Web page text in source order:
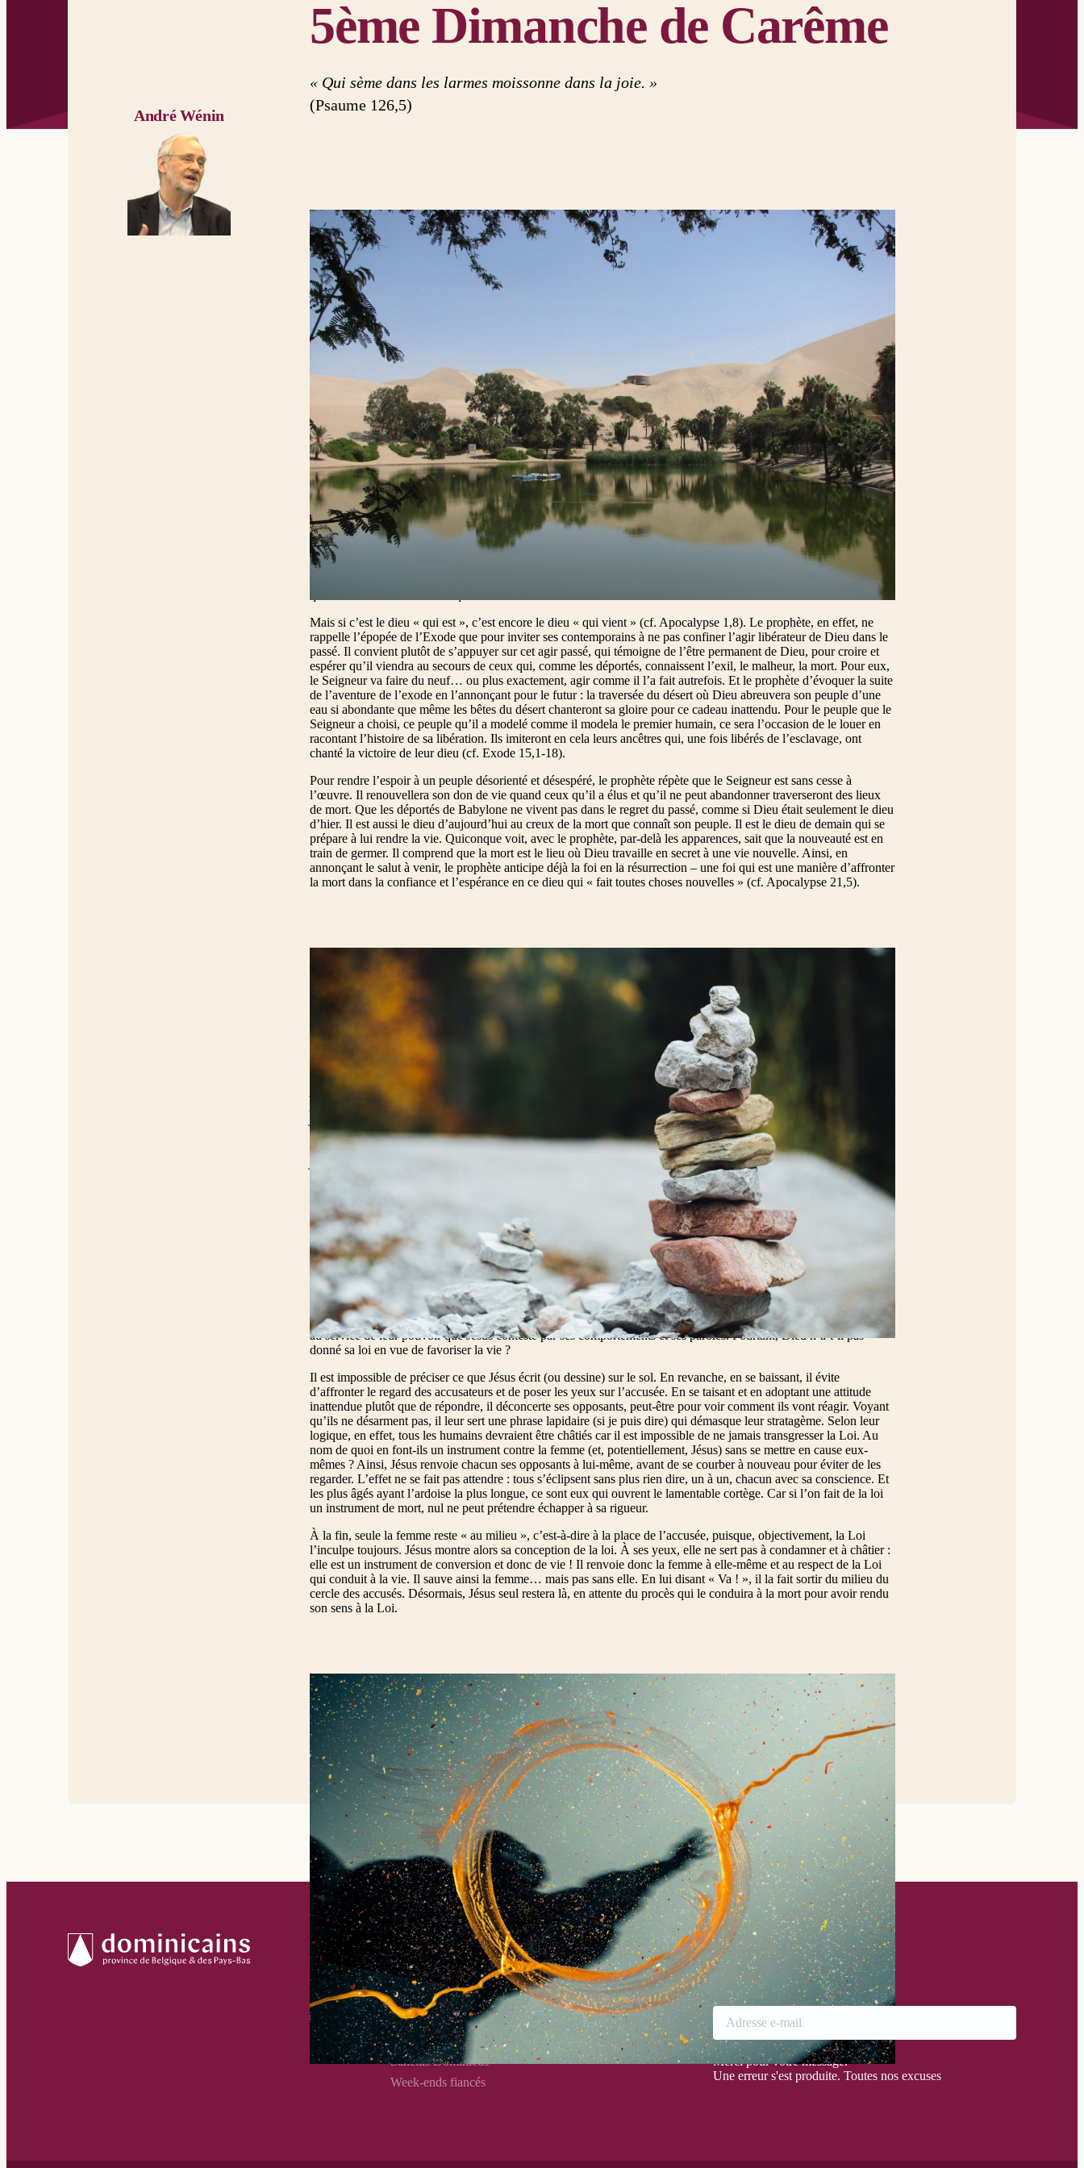
André Wénin
5ème Dimanche de Carême
« Qui sème dans les larmes moissonne dans la joie. »
(Psaume 126,5)
Dieu va faire du neuf (Isaïe 43, 16-21)
Ainsi parle le Seigneur, lui qui met dans la mer un chemin et dans les eaux puissantes un sentier, lui qui fait sortir
chars et chevaux, armée et puissants guerriers ; tous ensemble ils se couchent et ne se relèvent pas, ils sont éteints,
consumés comme une mèche.
Ne faites plus mémoire des événements de jadis, les choses anciennes, n’y songez plus. Voici que je fais du neuf : il
germe déjà, ne le saisissez-vous pas ? Oui, je mets un chemin dans le désert, des ruisseaux dans la steppe. Me
rendront gloire des bêtes sauvages, chacals et autruches, parce que j’aurai donné de l’eau dans le désert, des
ruisseaux dans les steppes, pour désaltérer mon peuple, celui que j’ai choisi. Ce peuple que je me suis façonné
racontera ma louange.
Cet oracle qu’un disciple d’Isaïe adresse aux déportés judéens en Babylonie prolonge le fil qui unit les premières
lectures des dimanches de ce carême. Par fidélité à sa promesse solennelle à Abram (1er dim.), le Seigneur décide
de libérer les fils d’Israël esclaves en Égypte pour leur donner le pays promis et il appelle Moïse à collaborer avec
lui (3e dim.). L’entrée au pays de Canaan sous la conduite de Josué vient sceller la réussite de ce projet de
libération (4e dim.). Entre les deux (2e dim.), la sortie d’Égypte et la traversée du désert sont évoquées par le
résumé de cette épopée en Deutéronome 26. C’est de ce grand récit que le passage d’Isaïe fait mémoire, à
commencer par le miracle de la mer des Joncs : Dieu trace un chemin au cœur de la mer et il y attire la puissante
armée de Pharaon qu’il a « fait sortir » de ses casernes en provoquant le départ des fils d’Israël. En refermant les
eaux sur eux, ils les abat définitivement et ils s’éteignent aussi facilement qu’une mèche mouillée (cf. Exode 14).
Ces faits sont évoqués au présent, comme c’est de règle dans les hymnes : en rappelant des événements passés, le
poète fait des actions divines qu’il évoque une révélation de ce qu’il est en permanence pour son peuple. Le dieu «
Mais si c’est le dieu « qui est », c’est encore le dieu « qui vient » (cf. Apocalypse 1,8). Le prophète, en effet, ne
rappelle l’épopée de l’Exode que pour inviter ses contemporains à ne pas confiner l’agir libérateur de Dieu dans le
passé. Il convient plutôt de s’appuyer sur cet agir passé, qui témoigne de l’être permanent de Dieu, pour croire et
espérer qu’il viendra au secours de ceux qui, comme les déportés, connaissent l’exil, le malheur, la mort. Pour eux,
le Seigneur va faire du neuf… ou plus exactement, agir comme il l’a fait autrefois. Et le prophète d’évoquer la suite
de l’aventure de l’exode en l’annonçant pour le futur : la traversée du désert où Dieu abreuvera son peuple d’une
eau si abondante que même les bêtes du désert chanteront sa gloire pour ce cadeau inattendu. Pour le peuple que le
Seigneur a choisi, ce peuple qu’il a modelé comme il modela le premier humain, ce sera l’occasion de le louer en
racontant l’histoire de sa libération. Ils imiteront en cela leurs ancêtres qui, une fois libérés de l’esclavage, ont
chanté la victoire de leur dieu (cf. Exode 15,1-18).
Pour rendre l’espoir à un peuple désorienté et désespéré, le prophète répète que le Seigneur est sans cesse à
l’œuvre. Il renouvellera son don de vie quand ceux qu’il a élus et qu’il ne peut abandonner traverseront des lieux
de mort. Que les déportés de Babylone ne vivent pas dans le regret du passé, comme si Dieu était seulement le dieu
d’hier. Il est aussi le dieu d’aujourd’hui au creux de la mort que connaît son peuple. Il est le dieu de demain qui se
prépare à lui rendre la vie. Quiconque voit, avec le prophète, par-delà les apparences, sait que la nouveauté est en
train de germer. Il comprend que la mort est le lieu où Dieu travaille en secret à une vie nouvelle. Ainsi, en
annonçant le salut à venir, le prophète anticipe déjà la foi en la résurrection – une foi qui est une manière d’affronter
la mort dans la confiance et l’espérance en ce dieu qui « fait toutes choses nouvelles » (cf. Apocalypse 21,5).
Je ne te condamne pas (Jean 8, 1-11)
Jésus s’en alla au mont des Oliviers. Dès l’aurore, il parut dans le Temple, et tout le peuple venait à lui, il s’assit et
les enseignait. Les scribes et les pharisiens amènent une femme surprise en train de commettre l’adultère, la
mettant au milieu. Ils disent à Jésus : « Maître, cette femme a été surprise en flagrant délit d’adultère. Or, dans la
Loi, Moïse nous a ordonné de lapider de telles femmes. Toi, donc, qu’est-ce que tu en dis ? » Ils parlaient ainsi
pour le tester, afin d’avoir de quoi l’accuser. Mais Jésus s’étant baissé, écrivait du doigt par terre. Comme ils
persistaient à l’interroger, il se redressa et leur dit : « Que celui d’entre vous qui est sans péché soit le premier à lui
jeter une pierre. » Et se baissant de nouveau, il écrivait par terre. En entendant cela, ils s’en allaient un par un, en
commençant par les plus âgés. Jésus resta seul avec la femme là, au milieu. Se redressant, Jésus lui dit : « Femme,
où sont-ils donc ? Personne ne t’a condamnée ? » Elle dit : « Personne, Seigneur. » Et Jésus dit : « Moi non plus,
La scène se passe au temple – un cadre solennel – et oppose Jésus aux spécialistes de la Loi en présence de « tout
le peuple » à propos d’une femme adultère prise sur le fait. (Où est donc le complice ?) La plaçant « au milieu », ils
la dénoncent publiquement, tout en la mettant aussi au centre de la question qu’ils posent à Jésus. C’est une
question de légalistes. Constatant un délit, l’adultère, ils con-naissent le châtiment prévu par la plus haute autorité
législative : la mort par lapidation – une façon d’appliquer la peine sans toucher le coupable et donc sans être
contaminé par son péché. Manifeste-ment, ils sont prêts à exécuter la sentence. Avant cela, ils profitent de l’aubaine
pour faire d’une pierre deux coups (si je puis dire) : amener Jésus – dont ils connaissent l’attitude bienveillante
envers les pécheurs – à s’opposer à la Loi de Moïse et à se rendre passible de mort à son tour. Que va-t-il conclure,
une fois connus le délit et la peine prévue ? On voit bien la perversité de la démarche : utiliser un coupable
manifeste pour faire chuter un innocent… Et on comprend ce que ces gens font de la Loi : un instrument de mort
au service de leur pouvoir que Jésus conteste par ses comportements et ses paroles. Pourtant, Dieu n’a-t-il pas
donné sa loi en vue de favoriser la vie ?
Il est impossible de préciser ce que Jésus écrit (ou dessine) sur le sol. En revanche, en se baissant, il évite
d’affronter le regard des accusateurs et de poser les yeux sur l’accusée. En se taisant et en adoptant une attitude
inattendue plutôt que de répondre, il déconcerte ses opposants, peut-être pour voir comment ils vont réagir. Voyant
qu’ils ne désarment pas, il leur sert une phrase lapidaire (si je puis dire) qui démasque leur stratagème. Selon leur
logique, en effet, tous les humains devraient être châtiés car il est impossible de ne jamais transgresser la Loi. Au
nom de quoi en font-ils un instrument contre la femme (et, potentiellement, Jésus) sans se mettre en cause eux-
mêmes ? Ainsi, Jésus renvoie chacun ses opposants à lui-même, avant de se courber à nouveau pour éviter de les
regarder. L’effet ne se fait pas attendre : tous s’éclipsent sans plus rien dire, un à un, chacun avec sa conscience. Et
les plus âgés ayant l’ardoise la plus longue, ce sont eux qui ouvrent le lamentable cortège. Car si l’on fait de la loi
un instrument de mort, nul ne peut prétendre échapper à sa rigueur.
À la fin, seule la femme reste « au milieu », c’est-à-dire à la place de l’accusée, puisque, objectivement, la Loi
l’inculpe toujours. Jésus montre alors sa conception de la loi. À ses yeux, elle ne sert pas à condamner et à châtier :
elle est un instrument de conversion et donc de vie ! Il renvoie donc la femme à elle-même et au respect de la Loi
qui conduit à la vie. Il sauve ainsi la femme… mais pas sans elle. En lui disant « Va ! », il la fait sortir du milieu du
cercle des accusés. Désormais, Jésus seul restera là, en attente du procès qui le conduira à la mort pour avoir rendu
son sens à la Loi.
Crédits photos : istock
Liens directs
Collections
Commentaires bibliques
Pastorale Logos
Sanctus Dominicus
Week-ends fiancés
Restez au courant !
Inscrivez-vous à notre mailing-list
Votre message a bien été envoyé
Merci pour votre message.
Une erreur s'est produite. Toutes nos excuses